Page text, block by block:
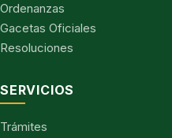
Ordenanzas
Gacetas Oficiales
Resoluciones
SERVICIOS
Trámites